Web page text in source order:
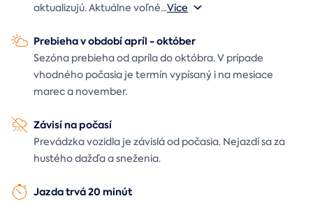
aktualizujú. Aktuálne voľné...Více
Prebieha v období apríl - október
Sezóna prebieha od apríla do októbra. V prípade
vhodného počasia je termín vypísaný i na mesiace
marec a november.
Závisí na počasí
Prevádzka vozidla je závislá od počasia. Nejazdí sa za
hustého dažďa a sneženia.
Jazda trvá 20 minút